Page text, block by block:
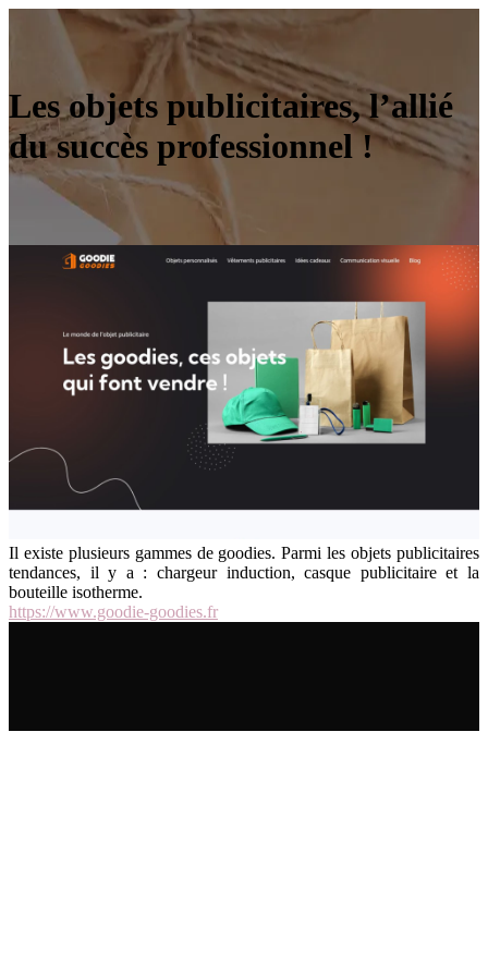
Les objets publicitaires, l’allié
du succès professionnel !
Il existe plusieurs gammes de goodies. Parmi les objets publicitaires
tendances, il y a : chargeur induction, casque publicitaire et la
bouteille isotherme.
https://www.goodie-goodies.fr